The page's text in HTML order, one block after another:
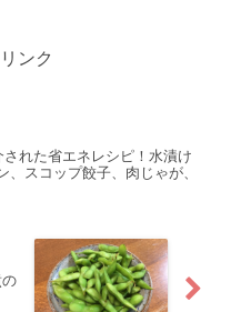
ンク
れた省エネレシピ！水漬け
、スコップ餃子、肉じゃが、
の